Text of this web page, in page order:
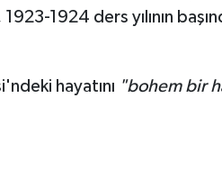
1924 ders yılının
hayatını "bohem bir